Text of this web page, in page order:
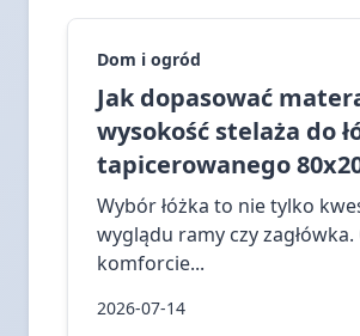
Dom i ogród
Jak dopasować
wysokość stelaża do
tapicerowanego
Wybór łóżka to nie tylko
wyglądu ramy czy zagłówka.
komforcie...
2026-07-14